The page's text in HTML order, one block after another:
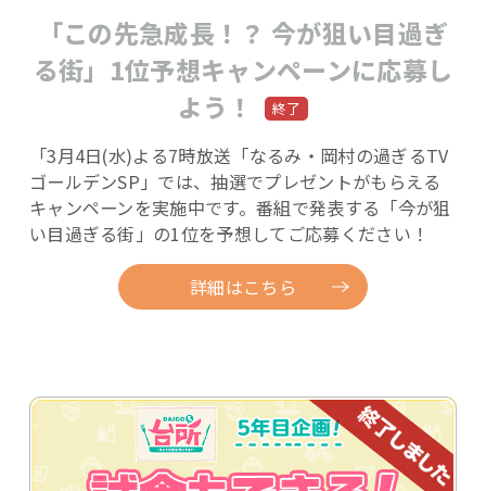
「この先急成長！？ 今が狙い目過ぎ
る街」1位予想キャンペーンに応募し
よう！
「3月4日(水)よる7時放送「なるみ・岡村の過ぎるTV
ゴールデンSP」では、抽選でプレゼントがもらえる
キャンペーンを実施中です。番組で発表する「今が狙
い目過ぎる街」の1位を予想してご応募ください！
詳細はこちら